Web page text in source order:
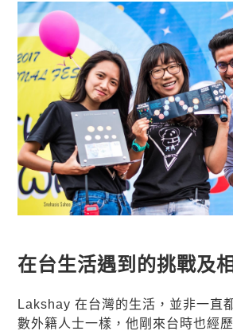
在台生活遇到的挑戰及
Lakshay 在台灣的生活，並非一直
數外籍人士一樣，他剛來台時也經